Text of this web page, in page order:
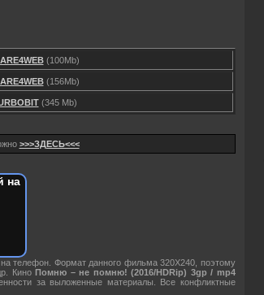
(100Мb)
(156Мb)
(345 Мb)
>>>ЗДЕСЬ<<<
на
телефон. Формат данного фильма 320X240, поэтому
Кино Помню – не помню! (2016/HDRip) 3gp / mp4
за выложенные материалы. Все конфликтные